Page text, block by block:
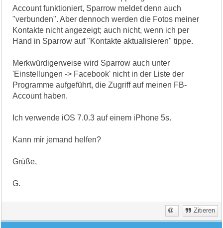
Account funktioniert, Sparrow meldet denn auch
"verbunden". Aber dennoch werden die Fotos meiner
Kontakte nicht angezeigt; auch nicht, wenn ich per
Hand in Sparrow auf "Kontakte aktualisieren" tippe.
Merkwürdigerweise wird Sparrow auch unter
'Einstellungen -> Facebook' nicht in der Liste der
Programme aufgeführt, die Zugriff auf meinen FB-
Account haben.
Ich verwende iOS 7.0.3 auf einem iPhone 5s.
Kann mir jemand helfen?
Grüße,
G.
Zitieren